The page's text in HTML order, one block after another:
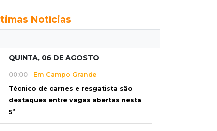
Notícias
QUINTA, 06 DE AGOSTO
00:00 Em Campo Grande
Técnico de carnes e resgatista são
destaques entre vagas abertas nesta
5ª